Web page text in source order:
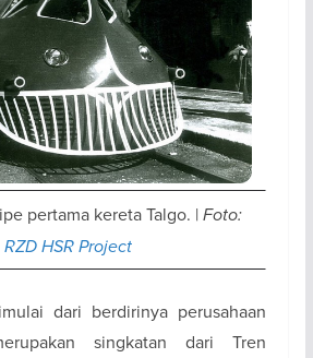
pertama kereta Talgo. | Foto:
RZD HSR Project
dari berdirinya perusahaan
singkatan dari Tren